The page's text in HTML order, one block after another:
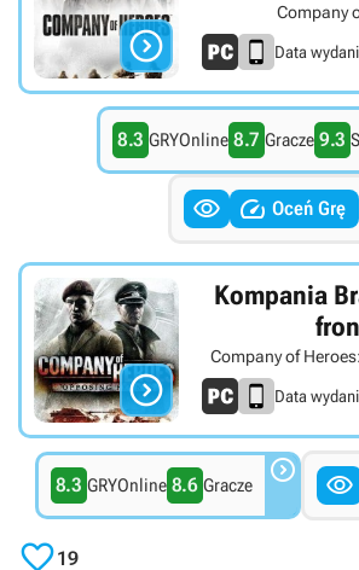

Company
Data
8.3 GRYOnline 8.7 Gracze 9.3
  Oceń Grę

Kompania
Company of
Data
8.3 GRYOnline 8.6 Gracze  
19